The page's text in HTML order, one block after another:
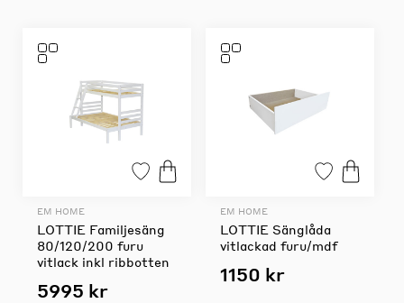
EM HOME
LOTTIE Familjesäng
80/120/200 furu
vitlack inkl ribbotten
5995 kr
EM HOME
LOTTIE Sänglåda
vitlackad furu/mdf
1150 kr